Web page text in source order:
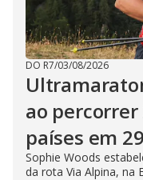
DO R7/03/08/2026
ao
países em
Sophie Woods
da rota Via Alpina, na